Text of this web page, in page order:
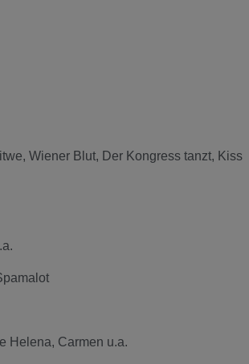
Wiener Blut, Der Kongress tanzt, Kiss
Helena, Carmen u.a.